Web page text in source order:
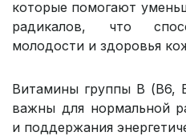
которые помогают
радикалов, что
молодости и здоровья
Витамины группы В (В6,
важны для нормальной
и поддержания